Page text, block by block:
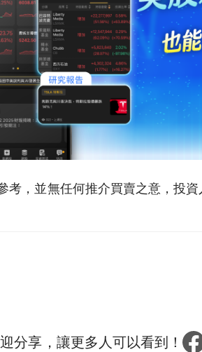
考，並無任何推介買賣之意，投
分享，讓更多人可以看到！